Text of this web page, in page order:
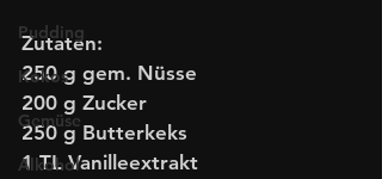
Pudding
Kokos
Gemüse
Alkohol
Zutaten:
250 g gem. Nüsse
200 g Zucker
250 g Butterkeks
1 TL Vanilleextrakt